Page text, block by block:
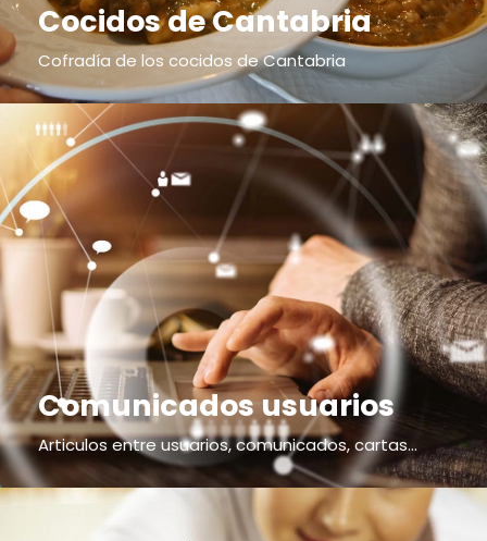
Cocidos de Cantabria
Cofradía de los cocidos de Cantabria
Comunicados usuarios
Articulos entre usuarios, comunicados, cartas...